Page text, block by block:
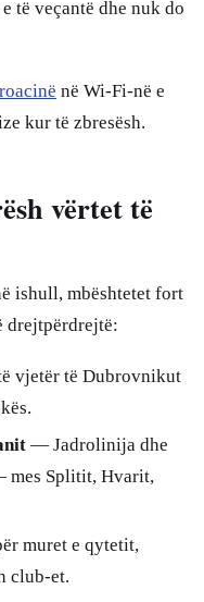
të veçantë dhe nuk do
në Wi-Fi-në e
kur të zbresësh.
vërtet të
ishull, mbështetet fort
drejtpërdrejtë:
vjetër të Dubrovnikut
— Jadrolinija dhe
mes Splitit, Hvarit,
muret e qytetit,
club-et.